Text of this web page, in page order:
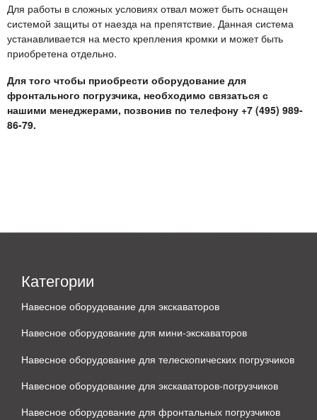
Для работы в сложных условиях отвал может быть оснащен
системой защиты от наезда на препятствие. Данная система
устанавливается на место крепления кромки и может быть
приобретена отдельно.
Для того чтобы приобрести оборудование для
фронтального погрузчика, необходимо связаться с
нашими менеджерами, позвонив по телефону +7 (495) 989-
86-79.
Категории
Навесное оборудование для экскаваторов
Навесное оборудование для мини-экскаваторов
Навесное оборудование для телескопических погрузчиков
Навесное оборудование для экскаваторов-погрузчиков
Навесное оборудование для фронтальных погрузчиков